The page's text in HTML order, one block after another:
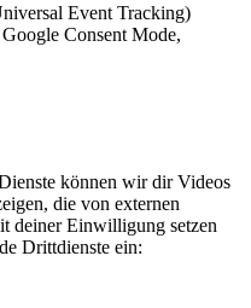
Event Tracking)
Consent Mode,
können wir dir Videos
die von externen
deiner Einwilligung setzen
Drittdienste ein: